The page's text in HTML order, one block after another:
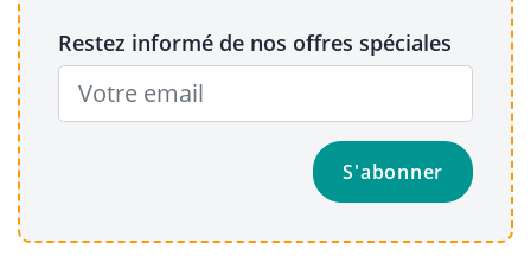
Restez informé de nos offres spéciales